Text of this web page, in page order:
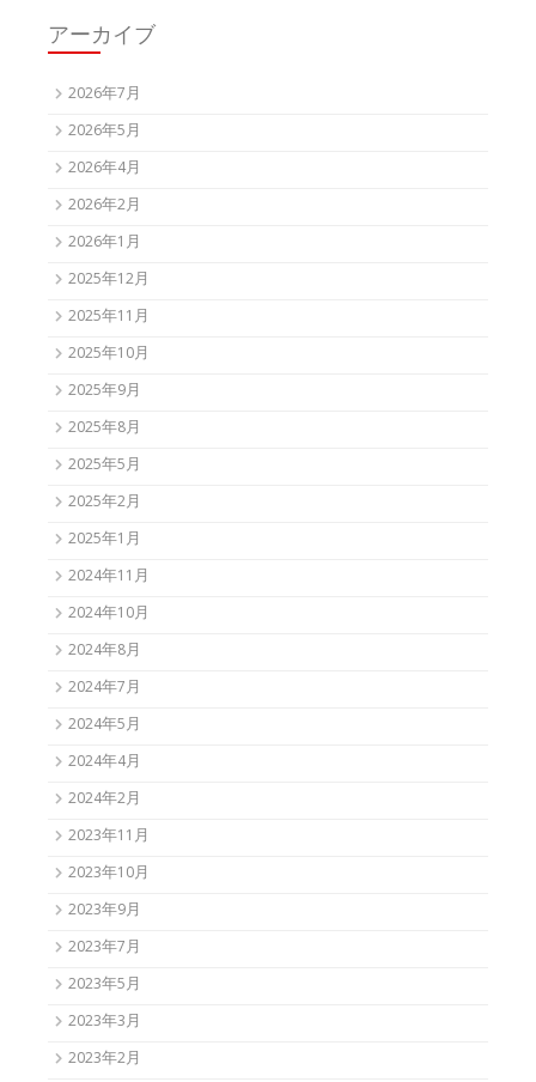
アーカイブ
2026年7月
2026年5月
2026年4月
2026年2月
2026年1月
2025年12月
2025年11月
2025年10月
2025年9月
2025年8月
2025年5月
2025年2月
2025年1月
2024年11月
2024年10月
2024年8月
2024年7月
2024年5月
2024年4月
2024年2月
2023年11月
2023年10月
2023年9月
2023年7月
2023年5月
2023年3月
2023年2月